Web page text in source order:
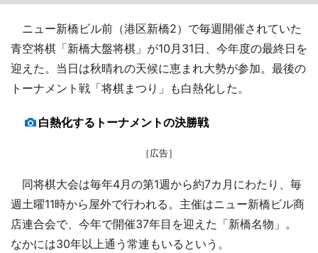
ニュー新橋ビル前（港区新橋2）で毎週開催されていた
青空将棋「新橋大盤将棋」が10月31日、今年度の最終日を
迎えた。当日は秋晴れの天候に恵まれ大勢が参加。最後の
トーナメント戦「将棋まつり」も白熱化した。
白熱化するトーナメントの決勝戦
［広告］
同将棋大会は毎年4月の第1週から約7カ月にわたり、毎
週土曜11時から屋外で行われる。主催はニュー新橋ビル商
店連合会で、今年で開催37年目を迎えた「新橋名物」。
なかには30年以上通う常連もいるという。